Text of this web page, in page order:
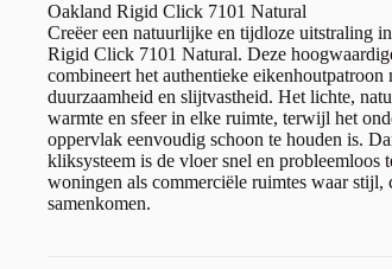
Oakland Rigid Click 7101 Natural
Creëer een natuurlijke en tijdloze uitstraling
Rigid Click 7101 Natural. Deze
combineert het authentieke eikenhoutpatroon
duurzaamheid en slijtvastheid. Het lichte,
warmte en sfeer in elke ruimte, terwijl het
oppervlak eenvoudig schoon te houden is.
kliksysteem is de vloer snel en probleemloos
woningen als commerciële ruimtes waar
samenkomen.